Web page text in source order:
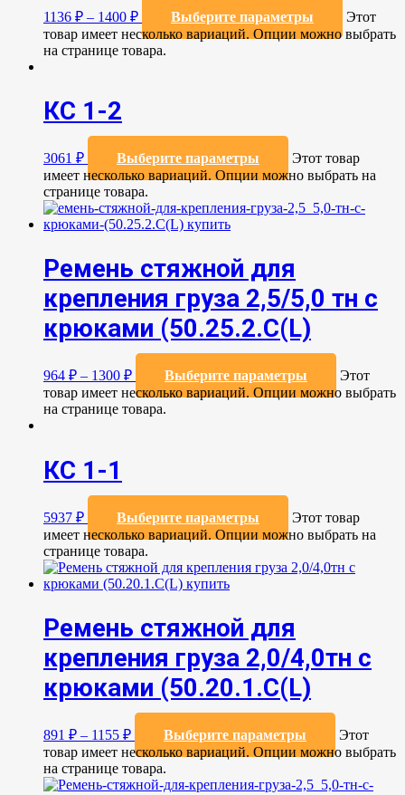
1136 ₽ – 1400 ₽ Выберите параметры
Этот
товар имеет несколько вариаций. Опции можно выбрать
на странице товара.
КС 1-2
3061 ₽ Выберите параметры
Этот товар
имеет несколько вариаций. Опции можно выбрать на
странице товара.
Ремень стяжной для
крепления груза 2,5/5,0 тн с
крюками (50.25.2.C(L)
964 ₽ – 1300 ₽ Выберите параметры
Этот
товар имеет несколько вариаций. Опции можно выбрать
на странице товара.
КС 1-1
5937 ₽ Выберите параметры
Этот товар
имеет несколько вариаций. Опции можно выбрать на
странице товара.
Ремень стяжной для
крепления груза 2,0/4,0тн с
крюками (50.20.1.С(L)
891 ₽ – 1155 ₽ Выберите параметры
Этот
товар имеет несколько вариаций. Опции можно выбрать
на странице товара.